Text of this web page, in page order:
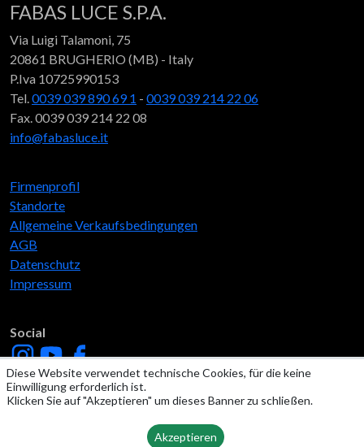
Diese Website verwendet technische Cookies, für die keine
Einwilligung erforderlich ist.
Klicken Sie auf "Akzeptieren" um dieses Banner zu schließen.
Akzeptieren
FABAS LUCE S.P.A.
Via Luigi Talamoni, 75
20861 BRUGHERIO (MB) - Italy
P.Iva 10725990153
Tel.0039 039 890 69 1 - 0039 039 214 22 06
Fax. 0039 039 214 22 08
info@fabasluce.it
Firmenprofil
Standorte
Allgemeine Verkaufsbedingungen
AGB
Datenschutz
Impressum
Social